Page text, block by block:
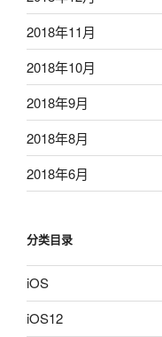
2018年11月
2018年10月
2018年9月
2018年8月
2018年6月
分类目录
iOS
iOS12